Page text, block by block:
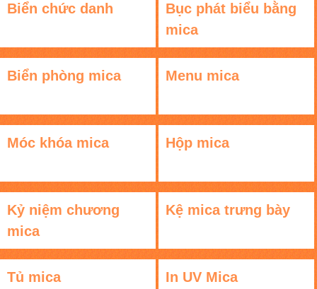
Biển chức danh
Bục phát biểu bằng
mica
Biển phòng mica Menu mica
Móc khóa mica Hộp mica
Kỷ niệm chương
mica
Kệ mica trưng bày
Tủ mica In UV Mica